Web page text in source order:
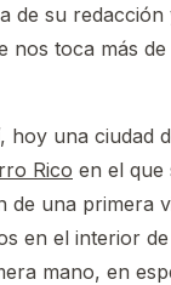
de su
nos toca más
hoy una ciudad
Rico en el que
de una primera
en el interior
mano, en